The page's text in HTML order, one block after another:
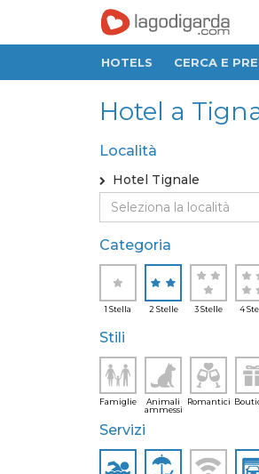
HOTELS CERCA E
Hotel a
Località
Hotel Tignale
Categoria
1 Stella 2 Stelle 3 Stelle 4
Stili
Famiglie
Animali
ammessi
Romantici
Servizi